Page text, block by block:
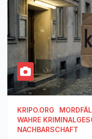
KRIPO.ORG
WAHRE
NACHBARSCHAFT